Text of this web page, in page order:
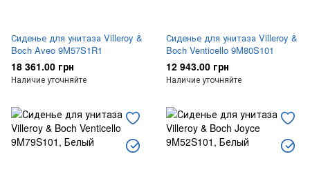
Сиденье для унитаза Villeroy &
Boch Aveo 9M57S1R1
18 361.00 грн
Наличие уточняйте
Сиденье для унитаза Villeroy &
Boch Venticello 9M80S101
12 943.00 грн
Наличие уточняйте